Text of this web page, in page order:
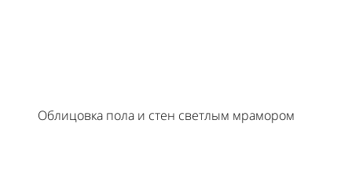
Облицовка пола и стен светлым мрамором